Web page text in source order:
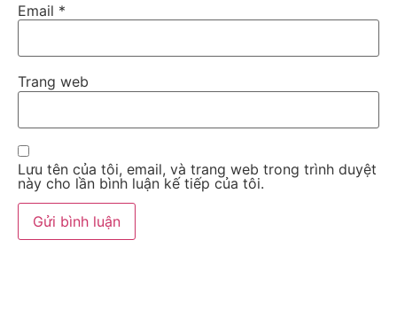
Email *
Trang web
Lưu tên của tôi, email, và trang web trong trình duyệt
này cho lần bình luận kế tiếp của tôi.